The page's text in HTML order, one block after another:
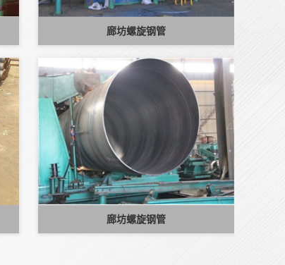
廊坊螺旋钢管
廊坊螺旋钢管